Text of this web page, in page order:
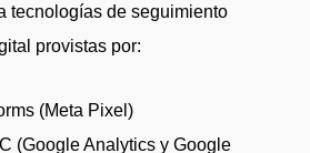
tecnologías de seguimiento
provistas por:
(Meta Pixel)
(Google Analytics y Google